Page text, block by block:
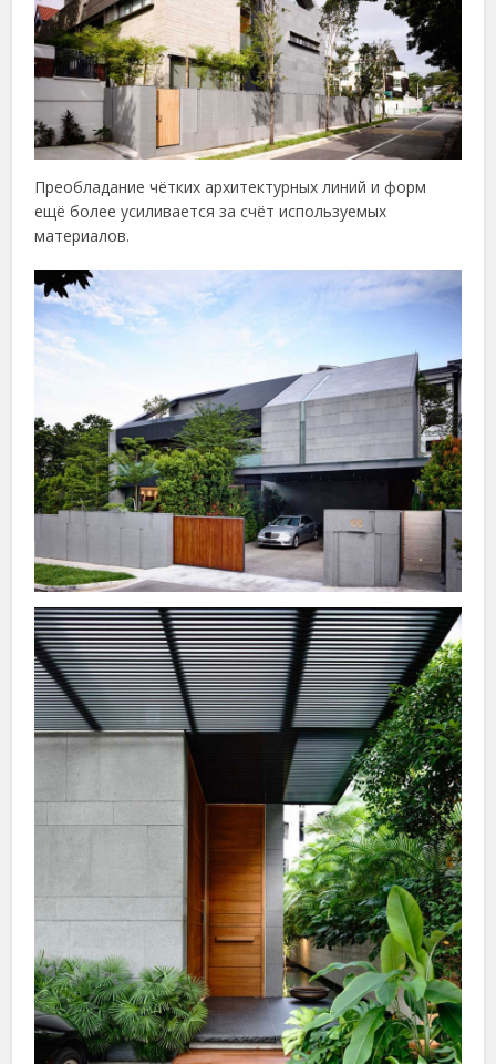
Преобладание чётких архитектурных линий и форм
ещё более усиливается за счёт используемых
материалов.